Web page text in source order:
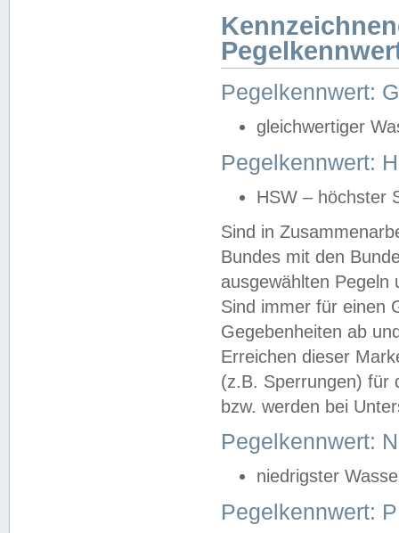
Pegelkennwert:
gleichwertiger
Pegelkennwert:
HSW – höchster
Sind in
Bundes mit den
ausgewählten
Sind immer für einen
Gegebenheiten ab
Erreichen dieser
(z.B. Sperrungen) für
bzw. werden bei
Pegelkennwert:
niedrigster
Pegelkennwert: